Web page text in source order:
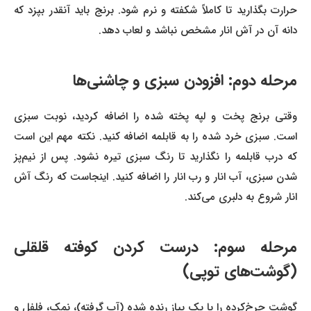
حرارت بگذارید تا کاملاً شکفته و نرم شود. برنج باید آنقدر بپزد که
دانه آن در آش انار مشخص نباشد و لعاب دهد.
مرحله دوم: افزودن سبزی و چاشنی‌ها
وقتی برنج پخت و لپه پخته شده را اضافه کردید، نوبت سبزی
است. سبزی خرد شده را به قابلمه اضافه کنید. نکته مهم این است
که درب قابلمه را نگذارید تا رنگ سبزی تیره نشود. پس از نیم‌‌پز
شدن سبزی، آب انار و رب انار را اضافه کنید. اینجاست که رنگ آش
انار شروع به دلبری می‌کند.
مرحله سوم: درست کردن کوفته قلقلی
(گوشت‌های توپی)
گوشت چرخ‌کرده را با یک پیاز رنده شده (آب گرفته)، نمک، فلفل و